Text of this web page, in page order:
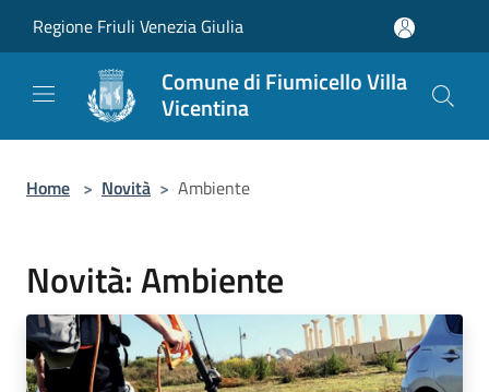
Regione Friuli Venezia Giulia
Comune di Fiumicello Villa
Vicentina
Home > Novità > Ambiente
Novità: Ambiente